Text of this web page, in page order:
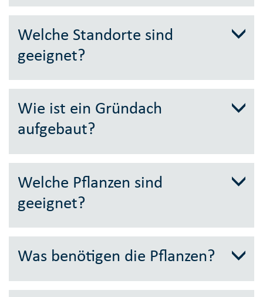
Welche Standorte sind
geeignet?
Wie ist ein Gründach
aufgebaut?
Welche Pflanzen sind
geeignet?
Was benötigen die Pflanzen?